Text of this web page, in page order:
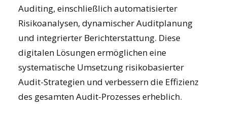
Auditing, einschließlich automatisierter
Risikoanalysen, dynamischer Auditplanung
und integrierter Berichterstattung. Diese
digitalen Lösungen ermöglichen eine
systematische Umsetzung risikobasierter
Audit-Strategien und verbessern die Effizienz
des gesamten Audit-Prozesses erheblich.